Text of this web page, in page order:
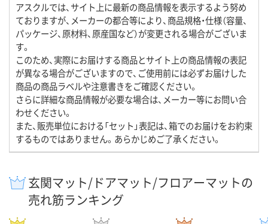
アスクルでは、サイト上に最新の商品情報を表示するよう努め
ておりますが、メーカーの都合等により、商品規格・仕様（容量、
パッケージ、原材料、原産国など）が変更される場合がございま
す。
このため、実際にお届けする商品とサイト上の商品情報の表記
が異なる場合がございますので、ご使用前には必ずお届けした
商品の商品ラベルや注意書きをご確認ください。
さらに詳細な商品情報が必要な場合は、メーカー等にお問い合
わせください。
また、販売単位における「セット」表記は、箱でのお届けをお約束
するものではありません。あらかじめご了承ください。
玄関マット/ドアマット/フロアーマットの
売れ筋ランキング